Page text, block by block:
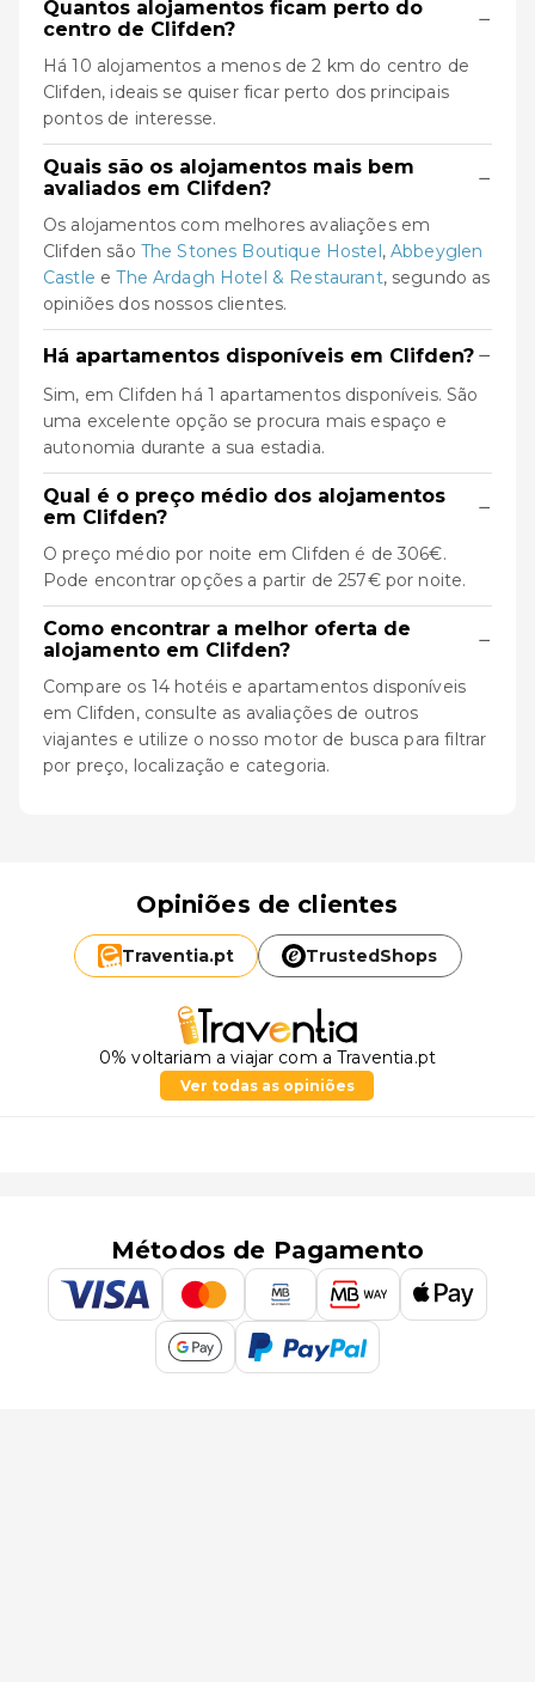
Quantos alojamentos ficam perto do
centro de Clifden?
−
Há 10 alojamentos a menos de 2 km do centro de
Clifden, ideais se quiser ficar perto dos principais
pontos de interesse.
Quais são os alojamentos mais bem
avaliados em Clifden?
−
Os alojamentos com melhores avaliações em
Clifden são The Stones Boutique Hostel,Abbeyglen
Castle eThe Ardagh Hotel & Restaurant, segundo as
opiniões dos nossos clientes.
Há apartamentos disponíveis em Clifden? −
Sim, em Clifden há 1 apartamentos disponíveis. São
uma excelente opção se procura mais espaço e
autonomia durante a sua estadia.
Qual é o preço médio dos alojamentos
em Clifden?
−
O preço médio por noite em Clifden é de 306€.
Pode encontrar opções a partir de 257€ por noite.
Como encontrar a melhor oferta de
alojamento em Clifden?
−
Compare os 14 hotéis e apartamentos disponíveis
em Clifden, consulte as avaliações de outros
viajantes e utilize o nosso motor de busca para filtrar
por preço, localização e categoria.
Opiniões de clientes
Traventia.pt TrustedShops
0% voltariam a viajar com a Traventia.pt
Ver todas as opiniões
Métodos de Pagamento